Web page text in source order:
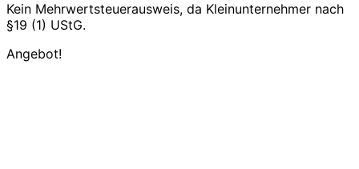
Kein Mehrwertsteuerausweis, da Kleinunternehmer nach
§19 (1) UStG.
Angebot!